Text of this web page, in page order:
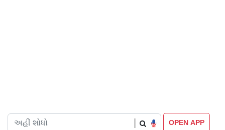
OPEN APP